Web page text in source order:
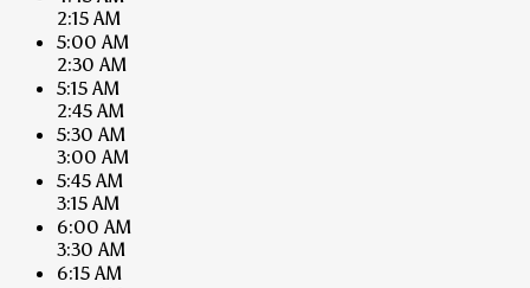
2:15 AM
5:00 AM
2:30 AM
5:15 AM
2:45 AM
5:30 AM
3:00 AM
5:45 AM
3:15 AM
6:00 AM
3:30 AM
6:15 AM